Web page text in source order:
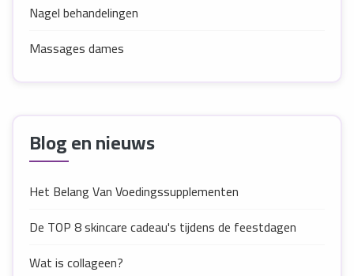
Nagel behandelingen
Massages dames
Blog en nieuws
Het Belang Van Voedingssupplementen
De TOP 8 skincare cadeau's tijdens de feestdagen
Wat is collageen?